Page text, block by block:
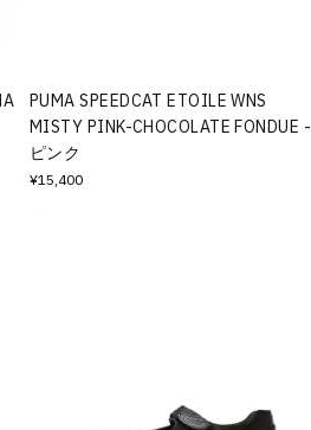
PUMA SPEEDCAT ETOILE WNS
MISTY PINK-CHOCOLATE FONDUE -
ピンク
¥15,400